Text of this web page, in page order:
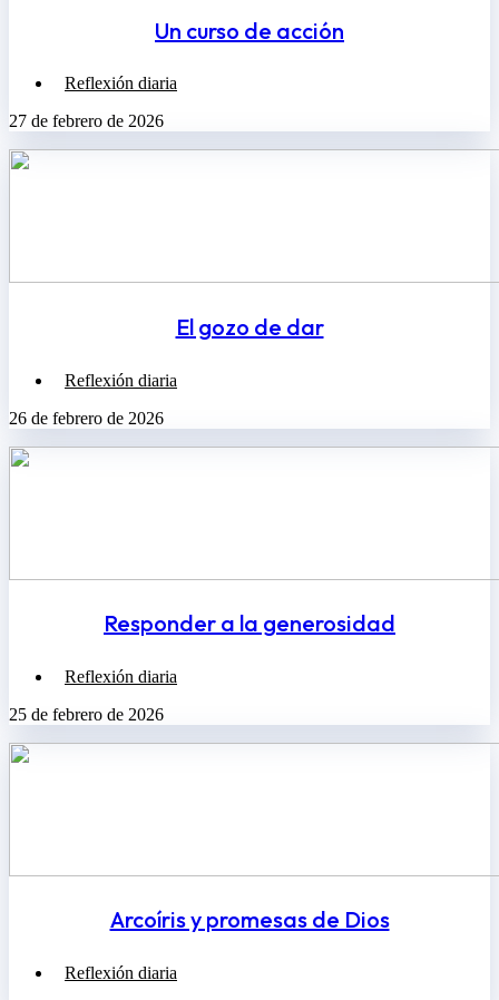
Un curso de acción
Reflexión diaria
27 de febrero de 2026
El gozo de dar
Reflexión diaria
26 de febrero de 2026
Responder a la generosidad
Reflexión diaria
25 de febrero de 2026
Arcoíris y promesas de Dios
Reflexión diaria